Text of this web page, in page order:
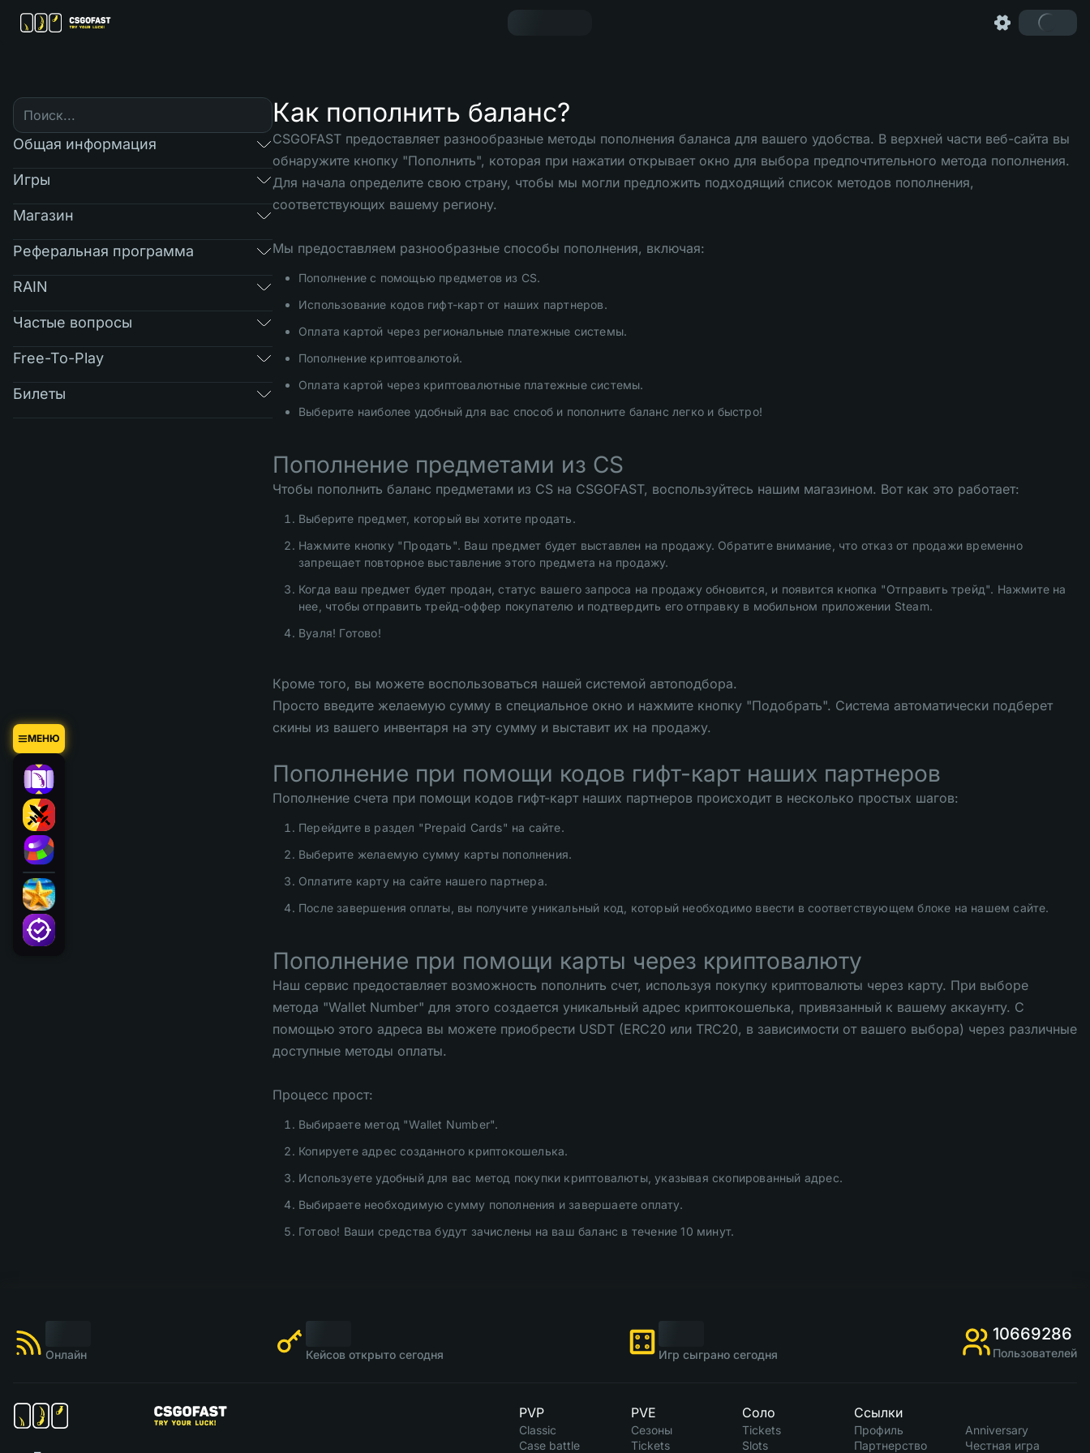
МЕНЮ
Общая информация
Игры
Магазин
Реферальная программа
RAIN
Частые вопросы
Free-To-Play
Билеты
Как пополнить баланс?
CSGOFAST предоставляет разнообразные методы пополнения баланса для вашего удобства. В верхней части веб-сайта вы
обнаружите кнопку "Пополнить", которая при нажатии открывает окно для выбора предпочтительного метода пополнения.
Для начала определите свою страну, чтобы мы могли предложить подходящий список методов пополнения,
соответствующих вашему региону.
Мы предоставляем разнообразные способы пополнения, включая:
Пополнение с помощью предметов из CS.
Использование кодов гифт-карт от наших партнеров.
Оплата картой через региональные платежные системы.
Пополнение криптовалютой.
Оплата картой через криптовалютные платежные системы.
Выберите наиболее удобный для вас способ и пополните баланс легко и быстро!
Пополнение предметами из CS
Чтобы пополнить баланс предметами из CS на CSGOFAST, воспользуйтесь нашим магазином. Вот как это работает:
Выберите предмет, который вы хотите продать.
Нажмите кнопку "Продать". Ваш предмет будет выставлен на продажу. Обратите внимание, что отказ от продажи временно
запрещает повторное выставление этого предмета на продажу.
Когда ваш предмет будет продан, статус вашего запроса на продажу обновится, и появится кнопка "Отправить трейд". Нажмите на
нее, чтобы отправить трейд-оффер покупателю и подтвердить его отправку в мобильном приложении Steam.
Вуаля! Готово!
Кроме того, вы можете воспользоваться нашей системой автоподбора.
Просто введите желаемую сумму в специальное окно и нажмите кнопку "Подобрать". Система автоматически подберет
скины из вашего инвентаря на эту сумму и выставит их на продажу.
Пополнение при помощи кодов гифт-карт наших партнеров
Пополнение счета при помощи кодов гифт-карт наших партнеров происходит в несколько простых шагов:
Перейдите в раздел "Prepaid Cards" на сайте.
Выберите желаемую сумму карты пополнения.
Оплатите карту на сайте нашего партнера.
После завершения оплаты, вы получите уникальный код, который необходимо ввести в соответствующем блоке на нашем сайте.
Пополнение при помощи карты через криптовалюту
Наш сервис предоставляет возможность пополнить счет, используя покупку криптовалюты через карту. При выборе
метода "Wallet Number" для этого создается уникальный адрес криптокошелька, привязанный к вашему аккаунту. С
помощью этого адреса вы можете приобрести USDT (ERC20 или TRC20, в зависимости от вашего выбора) через различные
доступные методы оплаты.
Процесс прост:
Выбираете метод "Wallet Number".
Копируете адрес созданного криптокошелька.
Используете удобный для вас метод покупки криптовалюты, указывая скопированный адрес.
Выбираете необходимую сумму пополнения и завершаете оплату.
Готово! Ваши средства будут зачислены на ваш баланс в течение 10 минут.
Онлайн Кейсов открыто сегодня Игр сыграно сегодня
10669286
Пользователей
PVP
Classic
Case battle
PVE
Сезоны
Tickets
Соло
Tickets
Slots
Ссылки
Профиль
Партнерство
Anniversary
Честная игра